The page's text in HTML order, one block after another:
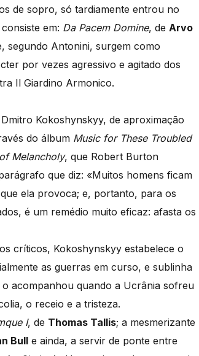
de sopro, só tardiamente entrou no
em: Da Pacem Domine, de Arvo
segundo Antonini, surgem como
por vezes agressivo e agitado dos
Il Giardino Armonico.
Kokoshynskyy, de aproximação
do álbum Music for These Troubled
Melancholy, que Robert Burton
que diz: «Muitos homens ficam
ela provoca; e, portanto, para os
é um remédio muito eficaz: afasta os
críticos, Kokoshynskyy estabelece o
as guerras em curso, e sublinha
acompanhou quando a Ucrânia sofreu
o receio e a tristeza.
I, de Thomas Tallis; a mesmerizante
Bull e ainda, a servir de ponte entre